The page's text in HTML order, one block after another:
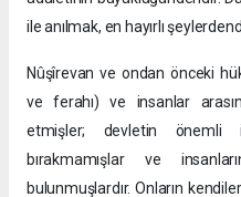
ile anılmak, en hayırlı
Nûşîrevan ve ondan önceki
ve ferahı) ve insanlar
etmişler; devletin önemli
bırakmamışlar ve
bulunmuşlardır. Onların